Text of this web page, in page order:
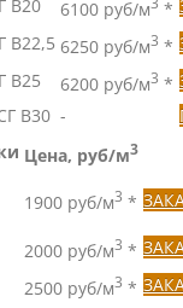
В20 6100 руб/м *
В22,5 6250 руб/м3 *
В25 6200 руб/м3 *
В30 -
Цена, руб/м3
1900 руб/м3 *
2000 руб/м3 *
2500 руб/м3 *